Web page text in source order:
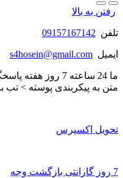
رفتن به بالا
تلفن 09157167142
ایمیل s4hosein@gmail.com
ما 24 ساعته 7
متن به پیکربندی پوسته > تب
تحویل اکسپرس
7 روز گارانتی بازگشت وجه